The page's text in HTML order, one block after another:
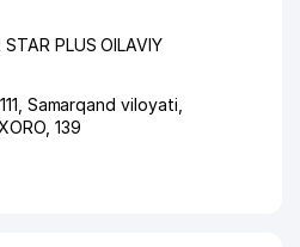
PLUS OILAVIY
Samarqand viloyati
, 139